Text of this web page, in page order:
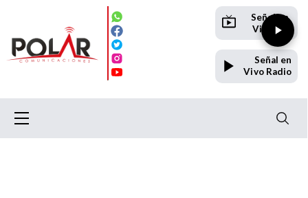
Señal en
Vivo TV
Señal en
Vivo Radio